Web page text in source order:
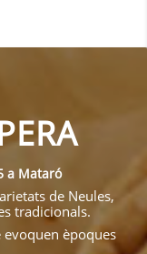
a Mataró
de Neules,
tradicionals.
evoquen èpoques